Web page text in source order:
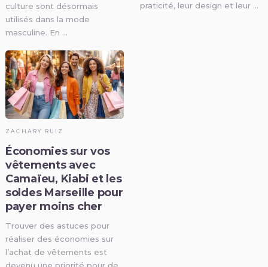
culture sont désormais
utilisés dans la mode
masculine. En …
praticité, leur design et leur …
ZACHARY RUIZ
Économies sur vos
vêtements avec
Camaïeu, Kiabi et les
soldes Marseille pour
payer moins cher
Trouver des astuces pour
réaliser des économies sur
l’achat de vêtements est